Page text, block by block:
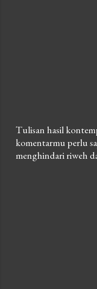
P
o
Tulisan hasil
komentarmu perlu
menghindari riweh